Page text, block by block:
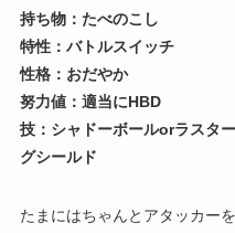
持ち物：たべのこし
特性：バトルスイッチ
性格：おだやか
努力値：適当にHBD
技：シャドーボールorラスタ
グシールド
たまにはちゃんとアタッカー